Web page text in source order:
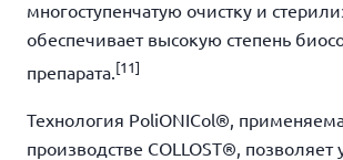
многоступенчатую очистку и
обеспечивает высокую степень
препарата. [11]
Технология PoliONICol®,
производстве COLLOST®, позволяет